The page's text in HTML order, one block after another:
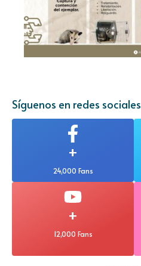
Síguenos en redes sociales
+
24,000 Fans
+
12,000 Fans